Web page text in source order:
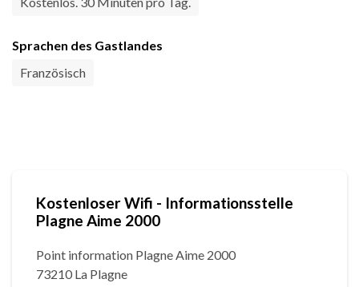
Sprachen des Gastlandes
Französisch
Kostenloser Wifi - Informationsstelle
Plagne Aime 2000
Point information Plagne Aime 2000
73210 La Plagne